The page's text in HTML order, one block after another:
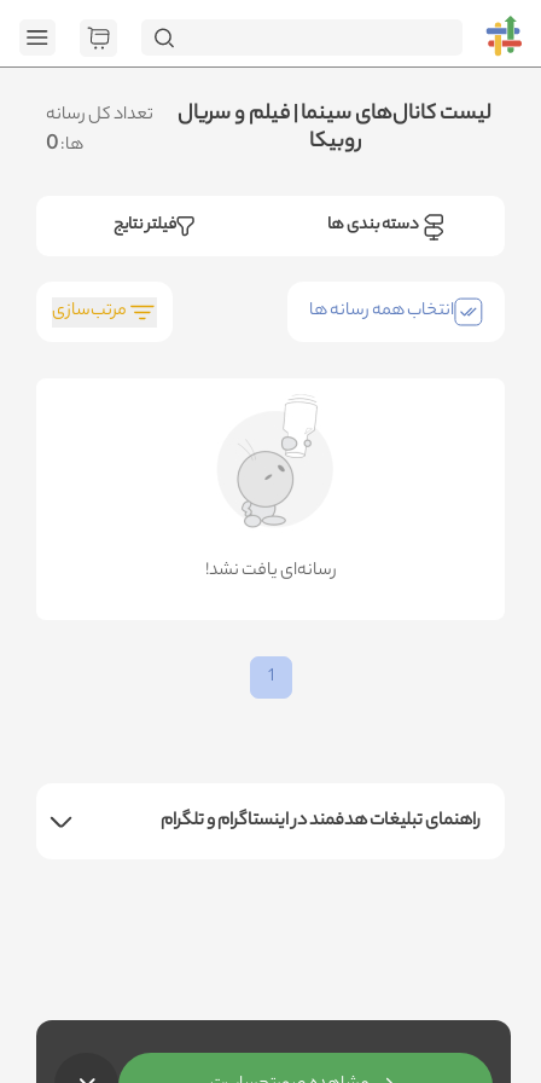
تعداد کل رسانه
ها:0
لیست کانال‌های سینما | فیلم و سریال
روبیکا
فیلتر نتایج دسته بندی ها
مرتب‌سازی انتخاب همه رسانه ها
!رسانه‌ای یافت نشد
1
راهنمای تبلیغات هدفمند در اینستاگرام و تلگرام